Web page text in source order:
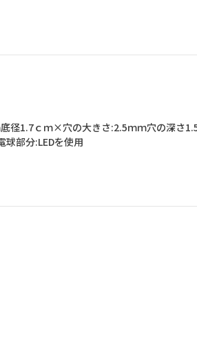
径1.7ｃｍ×穴の大きさ:2.5ｍｍ穴の深さ
球部分:LEDを使用